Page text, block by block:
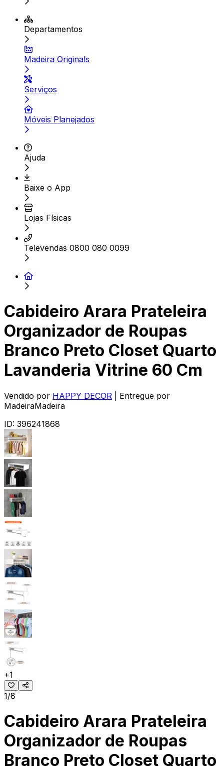
Departamentos
Madeira Originals
Serviços
Móveis Planejados
Ajuda
Baixe o App
Lojas Físicas
Televendas 0800 080 0099
Cabideiro Arara Prateleira
Organizador de Roupas
Branco Preto Closet Quarto
Lavanderia Vitrine 60 Cm
Vendido por HAPPY DECOR
| Entregue por
MadeiraMadeira
ID: 396241868
+1
1/8
Cabideiro Arara Prateleira
Organizador de Roupas
Branco Preto Closet Quarto